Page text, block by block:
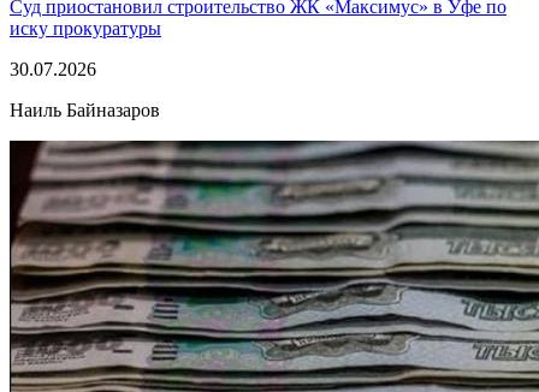
Суд приостановил строительство ЖК «Максимус» в Уфе по
иску прокуратуры
30.07.2026
Наиль Байназаров